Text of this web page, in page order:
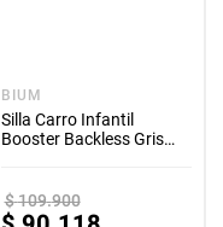
BIUM
Silla Carro Infantil
Booster Backless Gris
$109.900